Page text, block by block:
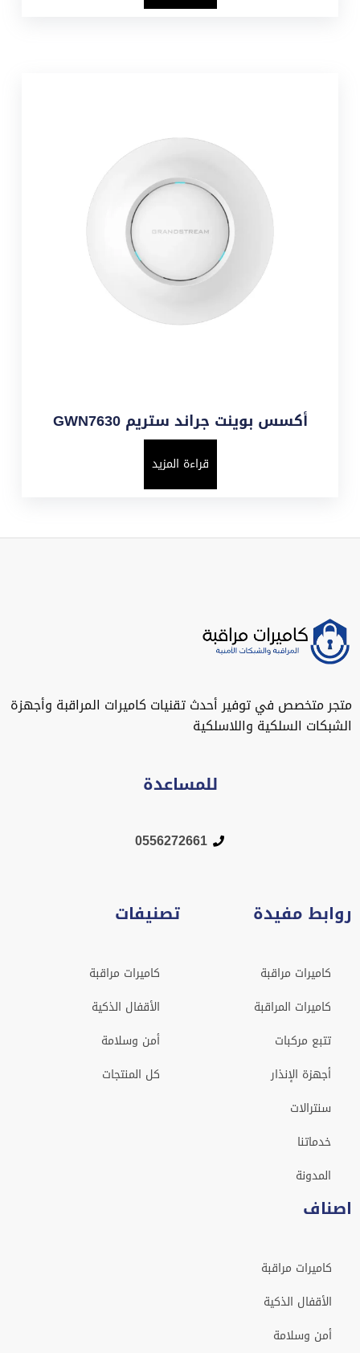
أكسس بوينت جراند ستريم GWN7630
قراءة المزيد
متجر متخصص في توفير أحدث تقنيات كاميرات المراقبة وأجهزة
الشبكات السلكية واللاسلكية
للمساعدة
0556272661
روابط مفيدة
كاميرات مراقبة
كاميرات المراقبة
تتبع مركبات
أجهزة الإنذار
سنترالات
خدماتنا
المدونة
تصنيفات
كاميرات مراقبة
الأقفال الذكية
أمن وسلامة
كل المنتجات
اصناف
كاميرات مراقبة
الأقفال الذكية
أمن وسلامة